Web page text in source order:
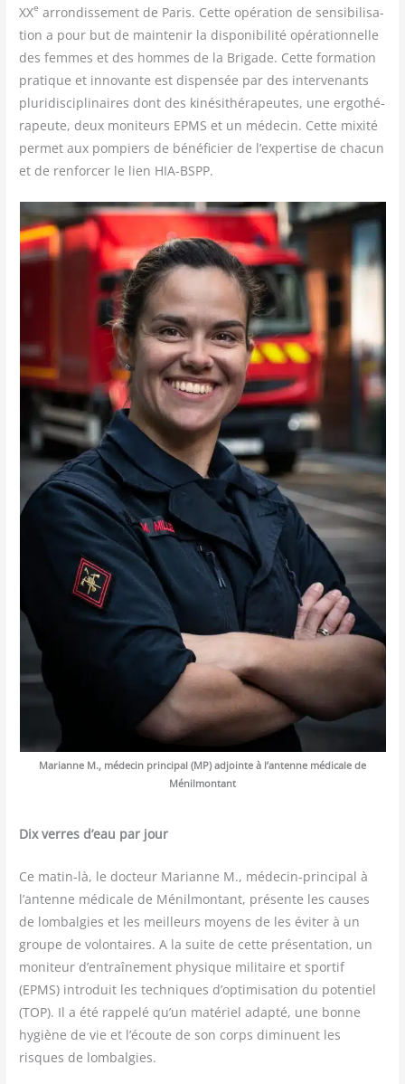
XXe arron­dis­se­ment de Paris. Cette opé­ra­tion de sen­si­bi­li­sa­
tion a pour but de main­te­nir la dis­po­ni­bi­li­té opé­ra­tion­nelle
des femmes et des hommes de la Bri­gade. Cette for­ma­tion
pra­tique et inno­vante est dis­pen­sée par des inter­ve­nants
plu­ri­dis­ci­pli­naires dont des kiné­si­thé­ra­peutes, une ergo­thé­
ra­peute, deux moni­teurs EPMS et un méde­cin. Cette mixi­té
per­met aux pom­piers de béné­fi­cier de l’expertise de cha­cun
et de ren­for­cer le lien HIA-BSPP.
Marianne M., méde­cin prin­ci­pal (MP) adjointe à l’antenne médi­cale de
Ménilmontant
Dix verres d’eau par jour
Ce matin-là, le doc­teur Marianne M., méde­cin-prin­ci­pal à
l’antenne médi­cale de Ménil­mon­tant, pré­sente les causes
de lom­bal­gies et les meilleurs moyens de les évi­ter à un
groupe de volon­taires. A la suite de cette pré­sen­ta­tion, un
moni­teur d’entraînement phy­sique mili­taire et spor­tif
(EPMS) intro­duit les tech­niques d’optimisation du poten­tiel
(TOP). Il a été rap­pe­lé qu’un maté­riel adap­té, une bonne
hygiène de vie et l’écoute de son corps dimi­nuent les
risques de lombalgies.